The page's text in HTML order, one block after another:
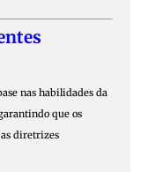
nas habilidades da
que os
diretrizes